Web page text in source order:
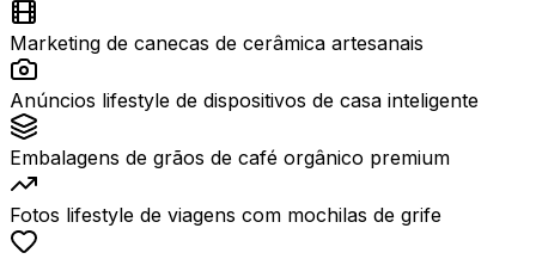
Marketing de canecas de cerâmica artesanais
Anúncios lifestyle de dispositivos de casa inteligente
Embalagens de grãos de café orgânico premium
Fotos lifestyle de viagens com mochilas de grife